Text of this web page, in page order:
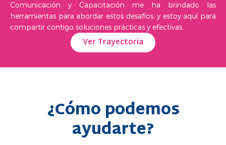
Comunicación y Capacitación me ha brindado las
herramientas para abordar estos desafíos, y estoy aquí para
compartir contigo soluciones prácticas y efectivas.
Ver Trayectoria
¿Cómo podemos
ayudarte?